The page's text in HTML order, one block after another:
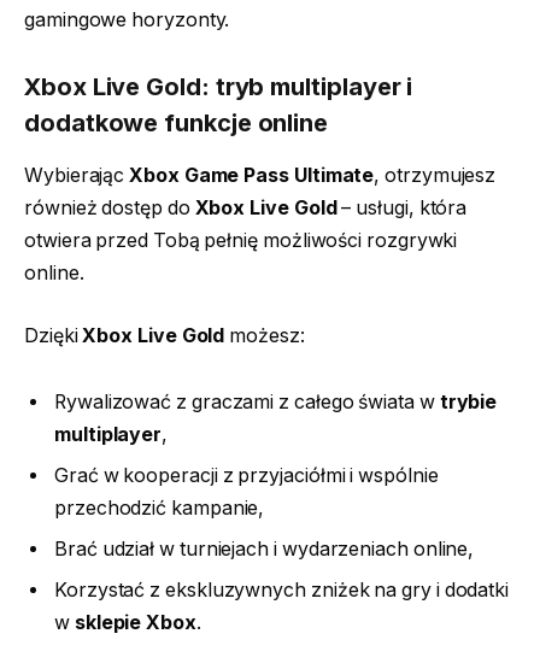
gamingowe horyzonty.
Xbox Live Gold: tryb multiplayer i
dodatkowe funkcje online
WybierającXbox Game Pass Ultimate, otrzymujesz
również dostęp do Xbox Live Gold– usługi, która
otwiera przed Tobą pełnię możliwości rozgrywki
online.
DziękiXbox Live Gold możesz:
Rywalizować z graczami z całego świata w trybie
multiplayer,
Grać w kooperacji z przyjaciółmi i wspólnie
przechodzić kampanie,
Brać udział w turniejach i wydarzeniach online,
Korzystać z ekskluzywnych zniżek na gry i dodatki
w sklepie Xbox.